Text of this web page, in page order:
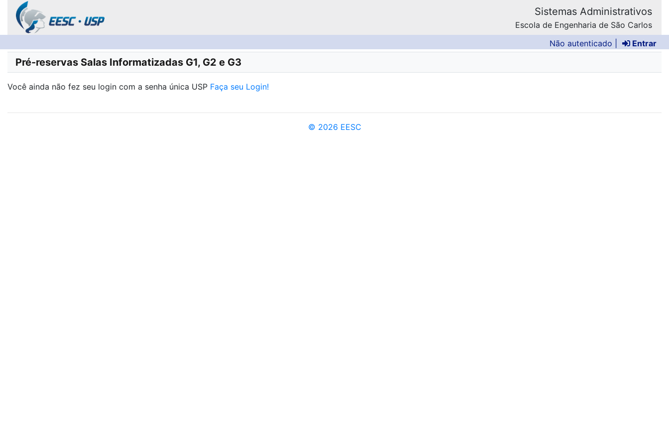
Sistemas Administrativos
Escola de Engenharia de São Carlos
Não autenticado |
Entrar
Pré-reservas Salas Informatizadas G1, G2 e G3
Você ainda não fez seu login com a senha única USP Faça seu Login!
© 2026 EESC